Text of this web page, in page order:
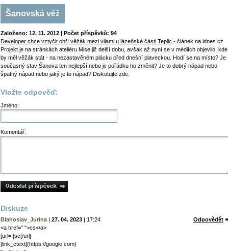
Šanovská věž
Založeno: 12. 11. 2012 | Počet příspěvků: 94
Developer chce vztyčit obří věžák mezi vilami u lázeňské části Teplic - článek na idnes.cz
Projekt je na stránkách ateliéru Mise již delší dobu, avšak až nyní se v médiích objevilo, kde
by měl věžák stát - na nezastavěném plácku před dnešní plaveckou. Hodí se na místo? Je
současný stav Šanova ten nejlepší nebo je pořádku ho změnit? Je to dobrý nápad nebo
špatný nápad nebo jaký je to nápad? Diskutujte zde.
Vložte odpověď:
Jméno:
Komentář:
Diskuze
Blahoslav_Jurina | 27. 04. 2023 | 17:24
Odpovědět
<a href=" ">cs</a>
[url= ]sc[/url]
[link_сtext](https://google.com)